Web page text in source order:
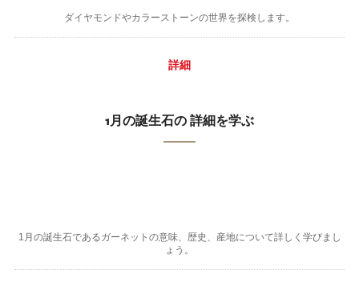
ダイヤモンドやカラーストーンの世界を探検します。
詳細
1月の誕生石の 詳細を学ぶ
1月の誕生石であるガーネットの意味、歴史、産地について詳しく学びまし
ょう。